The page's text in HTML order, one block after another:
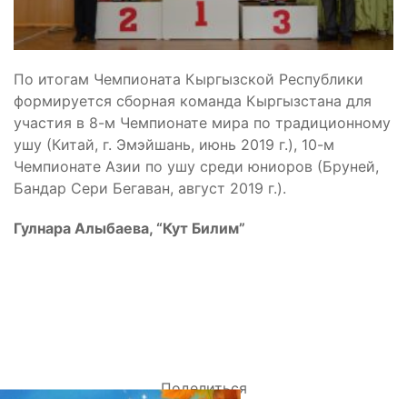
По итогам Чемпионата Кыргызской Республики
формируется сборная команда Кыргызстана для
участия в 8-м Чемпионате мира по традиционному
ушу (Китай, г. Эмэйшань, июнь 2019 г.), 10-м
Чемпионате Азии по ушу среди юниоров (Бруней,
Бандар Сери Бегаван, август 2019 г.).
Гулнара Алыбаева, “Кут Билим”
Поделиться